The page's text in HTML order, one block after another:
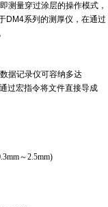
测量穿过涂层的操作模式，
DM4系列的测厚仪，在通过
据记录仪可容纳多达
过宏指令将文件直接导成
～2.5mm)